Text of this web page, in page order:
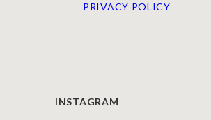
PRIVACY POLICY
INSTAGRAM